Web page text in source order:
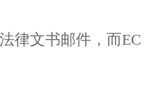
律文书邮件，而EC